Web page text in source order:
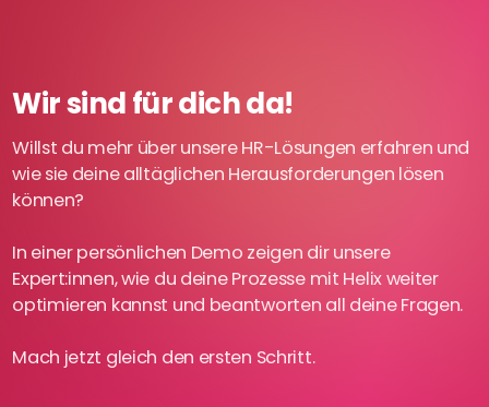
Wir sind für dich da!
Willst du mehr über unsere HR-Lösungen erfahren und
wie sie deine alltäglichen Herausforderungen lösen
können?
In einer persönlichen Demo zeigen dir unsere
Expert:innen, wie du deine Prozesse mit Helix weiter
optimieren kannst und beantworten all deine Fragen.
Mach jetzt gleich den ersten Schritt.